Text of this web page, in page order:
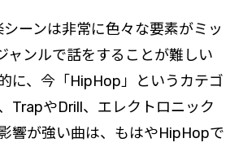
ーンは非常に色々な要素がミッ
ャンルで話をすることが難しい
に、今「HipHop」というカテゴ
TrapやDrill、エレクトロニック
響が強い曲は、もはやHipHopで